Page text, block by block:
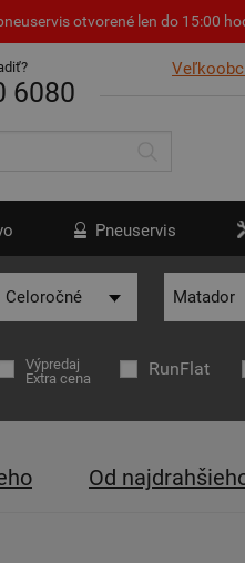
otvorené len do 15:00
6080
Pneuservis
Výpredaj
Extra cena
RunFlat
Od